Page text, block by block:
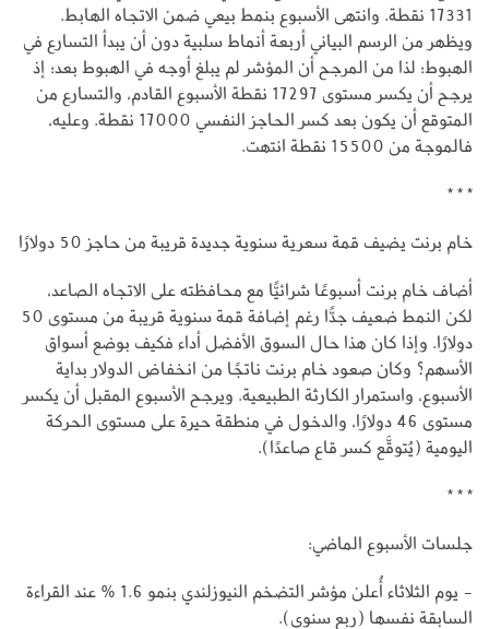
17331 نقطة. وانتهى الأسبوع بنمط بيعي ضمن الاتجاه الهابط.
ويظهر من الرسم البياني أربعة أنماط سلبية دون أن يبدأ التسارع في
الهبوط؛ لذا من المرجح أن المؤشر لم يبلغ أوجه في الهبوط بعد؛ إذ
يرجح أن يكسر مستوى 17297 نقطة الأسبوع القادم، والتسارع من
المتوقع أن يكون بعد كسر الحاجز النفسي 17000 نقطة. وعليه،
فالموجة من 15500 نقطة انتهت.
* * *
خام برنت يضيف قمة سعرية سنوية جديدة قريبة من حاجز 50 دولارًا
أضاف خام برنت أسبوعًا شرائيًّا مع محافظته على الاتجاه الصاعد،
لكن النمط ضعيف جدًّا رغم إضافة قمة سنوية قريبة من مستوى 50
دولارًا. وإذا كان هذا حال السوق الأفضل أداء فكيف بوضع أسواق
الأسهم؟ وكان صعود خام برنت ناتجًا من انخفاض الدولار بداية
الأسبوع، واستمرار الكارثة الطبيعية. ويرجح الأسبوع المقبل أن يكسر
مستوى 46 دولارًا، والدخول في منطقة حيرة على مستوى الحركة
اليومية (يُتوقَّع كسر قاع صاعدًا).
* * *
جلسات الأسبوع الماضي:
- يوم الثلاثاء أُعلن مؤشر التضخم النيوزلندي بنمو 1.6 % عند القراءة
السابقة نفسها (ربع سنوي).